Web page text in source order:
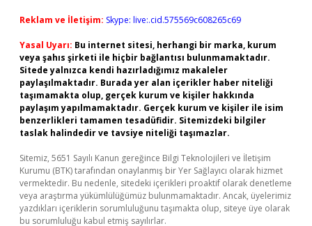
Reklam ve İletişim: Skype: live:.cid.575569c608265c69
Yasal Uyarı: Bu internet sitesi, herhangi bir marka, kurum
veya şahıs şirketi ile hiçbir bağlantısı bulunmamaktadır.
Sitede yalnızca kendi hazırladığımız makaleler
paylaşılmaktadır. Burada yer alan içerikler haber niteliği
taşımamakta olup, gerçek kurum ve kişiler hakkında
paylaşım yapılmamaktadır. Gerçek kurum ve kişiler ile isim
benzerlikleri tamamen tesadüfidir. Sitemizdeki bilgiler
taslak halindedir ve tavsiye niteliği taşımazlar.
Sitemiz, 5651 Sayılı Kanun gereğince Bilgi Teknolojileri ve İletişim
Kurumu (BTK) tarafından onaylanmış bir Yer Sağlayıcı olarak hizmet
vermektedir. Bu nedenle, sitedeki içerikleri proaktif olarak denetleme
veya araştırma yükümlülüğümüz bulunmamaktadır. Ancak, üyelerimiz
yazdıkları içeriklerin sorumluluğunu taşımakta olup, siteye üye olarak
bu sorumluluğu kabul etmiş sayılırlar.